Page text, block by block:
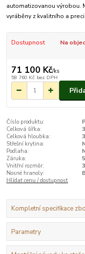
automatizovanou výrobou.
vyráběny z kvalitního a
Dostupnost Na
71 100 Kč/ks
58 760 Kč bez DPH
Číslo produktu:
Celková šířka:
Celková hloubka:
Střešní krytina:
Podlaha:
Záruka:
Vnitřní rozměr:
Nosné hranoly:
Hlídat cenu / dostupnost
Kompletní specifikace
Parametry